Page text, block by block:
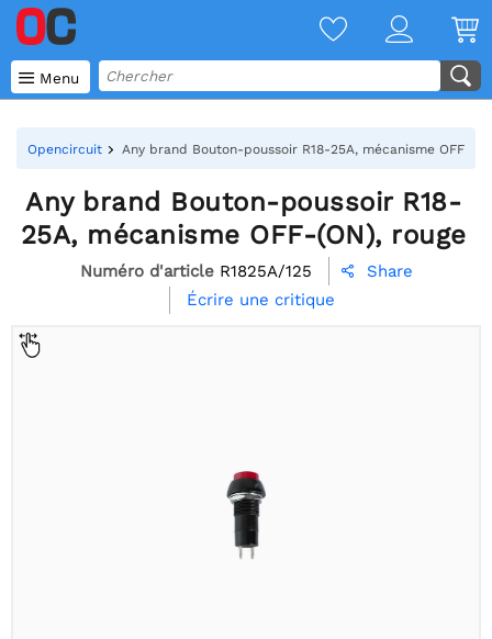
 Menu
Opencircuit Any brand Bouton-poussoir R18-25A, mécanisme OFF-
Any brand Bouton-poussoir R18-
25A, mécanisme OFF-(ON), rouge
Numéro d'article R1825A/125 
Share
Écrire une critique